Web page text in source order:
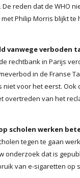
reden dat de WHO
Philip Morris blijkt te
vanwege verboden
rechtbank in Parijs
in de Franse
voor het eerst. Ook
overtreden van het
scholen werken
tegen te gaan
onderzoek dat is
van e-sigaretten op